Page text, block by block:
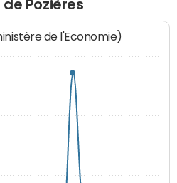
Pozières
de l'Economie)